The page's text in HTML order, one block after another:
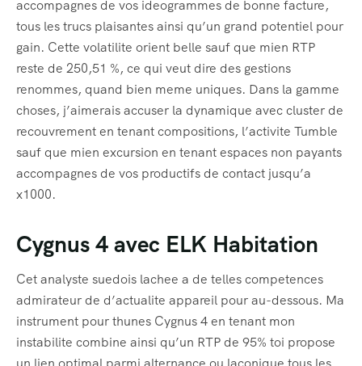
accompagnes de vos ideogrammes de bonne facture,
tous les trucs plaisantes ainsi qu’un grand potentiel pour
gain. Cette volatilite orient belle sauf que mien RTP
reste de 250,51 %, ce qui veut dire des gestions
renommes, quand bien meme uniques. Dans la gamme
choses, j’aimerais accuser la dynamique avec cluster de
recouvrement en tenant compositions, l’activite Tumble
sauf que mien excursion en tenant espaces non payants
accompagnes de vos productifs de contact jusqu’a
x1000.
Cygnus 4 avec ELK Habitation
Cet analyste suedois lachee a de telles competences
admirateur de d’actualite appareil pour au-dessous. Ma
instrument pour thunes Cygnus 4 en tenant mon
instabilite combine ainsi qu’un RTP de 95% toi propose